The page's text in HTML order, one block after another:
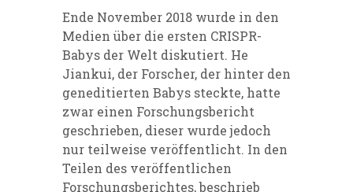
Ende November 2018 wurde in den
Medien über die ersten CRISPR-
Babys der Welt diskutiert. He
Jiankui, der Forscher, der hinter den
geneditierten Babys steckte, hatte
zwar einen Forschungsbericht
geschrieben, dieser wurde jedoch
nur teilweise veröffentlicht. In den
Teilen des veröffentlichen
Forschungsberichtes, beschrieb